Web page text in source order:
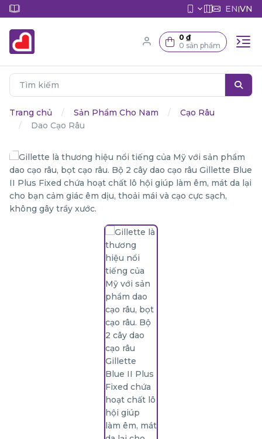
EN|VN
0 ₫
0 sản phẩm
Trang chủ Sản Phẩm Cho Nam
Cạo Râu
Dao Cạo Râu